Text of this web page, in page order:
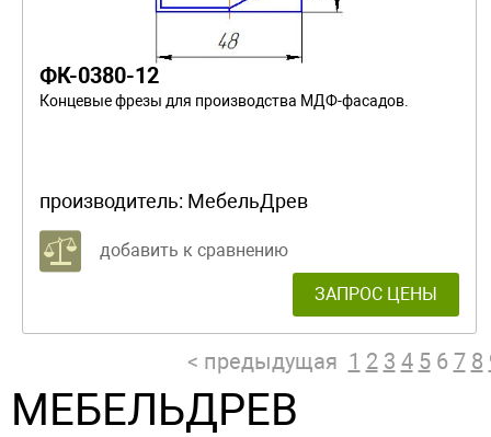
ФК-0380-12
Концевые фрезы для производства МДФ-фасадов.
производитель: МебельДрев
добавить к сравнению
ЗАПРОС ЦЕНЫ
< предыдущая 1 2 3 4 5 6 7 8
МЕБЕЛЬДРЕВ